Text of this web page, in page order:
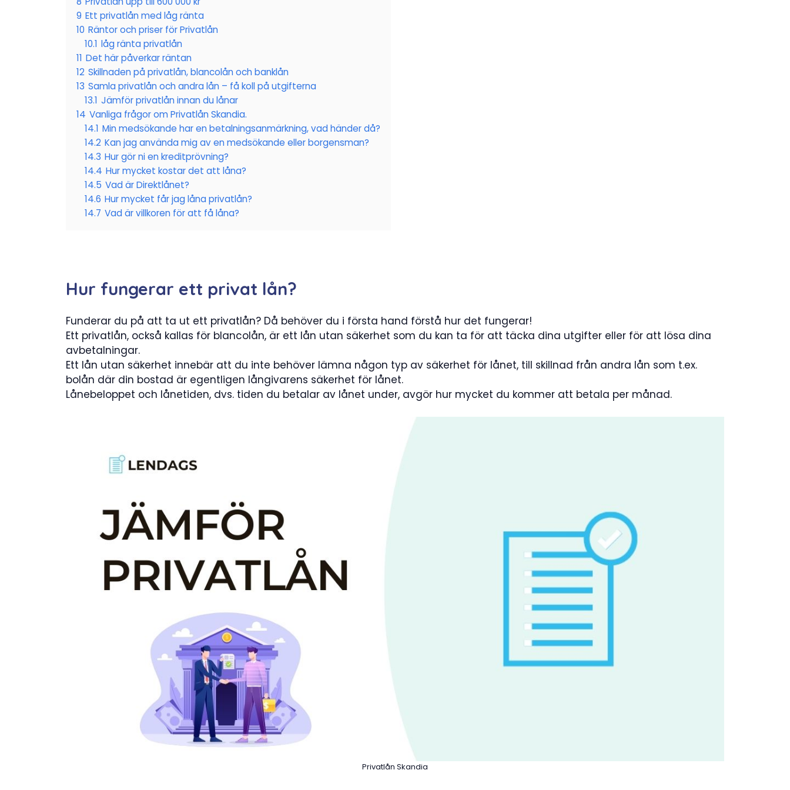
9 Ett privatlån med låg ränta
10 Räntor och priser för Privatlån
10.1 låg ränta privatlån
11 Det här påverkar räntan
12 Skillnaden på privatlån, blancolån och banklån
13 Samla privatlån och andra lån – få koll på utgifterna
13.1 Jämför privatlån innan du lånar
14 Vanliga frågor om Privatlån Skandia.
14.1 Min medsökande har en betalningsanmärkning, vad händer då?
14.2 Kan jag använda mig av en medsökande eller borgensman?
14.3 Hur gör ni en kreditprövning?
14.4 Hur mycket kostar det att låna?
14.5 Vad är Direktlånet?
14.6 Hur mycket får jag låna privatlån?
14.7 Vad är villkoren för att få låna?
Hur fungerar ett privat lån?
Funderar du på att ta ut ett privatlån? Då behöver du i första hand förstå hur det fungerar!
Ett privatlån, också kallas för blancolån, är ett lån utan säkerhet som du kan ta för att täcka dina utgifter eller för att lösa dina
avbetalningar.
Ett lån utan säkerhet innebär att du inte behöver lämna någon typ av säkerhet för lånet, till skillnad från andra lån som t.ex.
bolån där din bostad är egentligen långivarens säkerhet för lånet.
Lånebeloppet och lånetiden, dvs. tiden du betalar av lånet under, avgör hur mycket du kommer att betala per månad.
Privatlån Skandia